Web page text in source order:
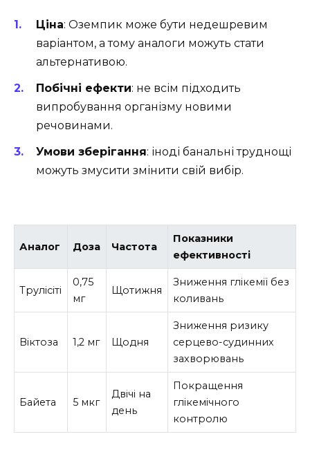
Ціна: Оземпик може бути недешревим
варіантом, а тому аналоги можуть стати
альтернативою.
Побічні ефекти: не всім підходить
випробування організму новими
речовинами.
Умови зберігання: іноді банальні труднощі
можуть змусити змінити свій вибір.
Аналог Доза Частота
Показники
ефективності
Трулісіті
0,75
мг
Щотижня
Зниження глікемії без
коливань
Віктоза 1,2 мг Щодня
Зниження ризику
серцево-судинних
захворювань
Байета 5 мкг
Двічі на
день
Покращення
глікемічного
контролю